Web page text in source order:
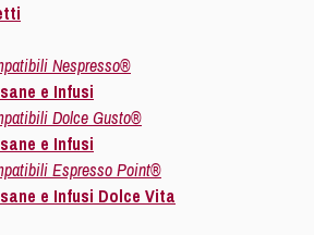
Nespresso®
e Infusi
Dolce Gusto®
e Infusi
Espresso Point®
e Infusi Dolce Vita